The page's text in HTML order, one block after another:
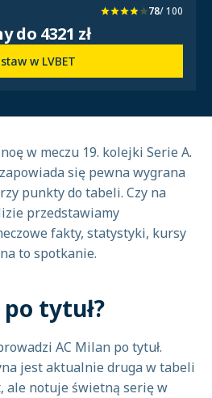
78/ 100
do 4321 zł
w LVBET
w meczu 19. kolejki Serie A.
się pewna wygrana
punkty do tabeli. Czy na
przedstawiamy
fakty, statystyki, kursy
to spotkanie.
tytuł?
AC Milan po tytuł.
jest aktualnie druga w tabeli
ale notuje świetną serię w